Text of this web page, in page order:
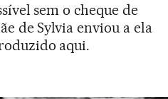
sem o cheque de
de Sylvia enviou a ela
aqui.